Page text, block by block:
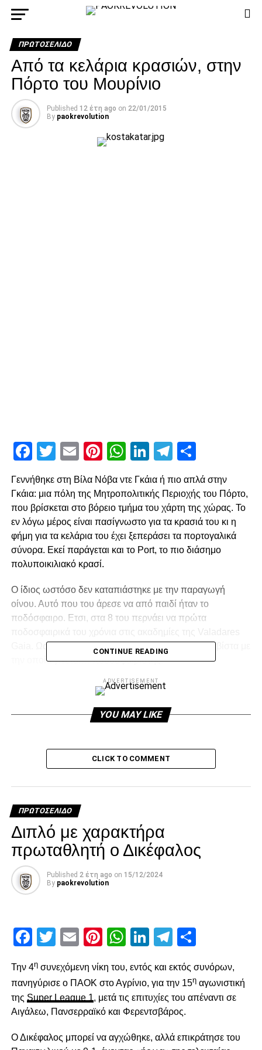
ΠΡΩΤΟΣΈΛΙΔΟ
Από τα κελάρια κρασιών, στην
Πόρτο του Μουρίνιο
Published 12 έτη ago on 22/01/2015
By paokrevolution
Facebook
Twitter
EmailPinterest
WhatsApp
LinkedIn
Telegram
Γεννήθηκε στη Βίλα Νόβα ντε Γκάια ή πιο απλά στην
Γκάια: μια πόλη της Μητροπολιτικής Περιοχής του Πόρτο,
που βρίσκεται στο βόρειο τμήμα του χάρτη της χώρας. Το
εν λόγω μέρος είναι πασίγνωστο για τα κρασιά του κι η
φήμη για τα κελάρια του έχει ξεπεράσει τα πορτογαλικά
σύνορα. Εκεί παράγεται και το Port, το πιο διάσημο
πολυποικιλιακό κρασί.
Ο ίδιος ωστόσο δεν καταπιάστηκε με την παραγωγή
οίνου. Αυτό που του άρεσε να από παιδί ήταν το
ποδόσφαιρο. Ετσι, στα 8 του περνάει να πρώτα
Gaia. Ως έφηβος, στα 11 του, πηγαίνει στην Μποαβίστα με
την οποία γίνεται… ποδοσφαιριστής!
Το 2000 γίνεται πραγματικότητα το όνειρο που έχει κάθε
παιδί στο Πόρτο, να παίξει στην ομάδα – σύμβολο της
πόλης. Αρχικά, η ευκαιρία του δίνεται μέσω της Β’ ομάδας
Το ντεμπούτο του έρχεται κόντρα στην πρώην ομάδα του,
CONTINUE READING
ADVERTISEMENT
YOU MAY LIKE
CLICK TO COMMENT
ΠΡΩΤΟΣΈΛΙΔΟ
Διπλό με χαρακτήρα
πρωταθλητή ο Δικέφαλος
Published 2 έτη ago on 15/12/2024
By paokrevolution
Facebook
Twitter
EmailPinterest
WhatsApp
LinkedIn
Telegram
Την 4ησυνεχόμενη νίκη του, εντός και εκτός συνόρων,
πανηγύρισε ο ΠΑΟΚ στο Αγρίνιο, για την 15ηαγωνιστική
της Super League 1, μετά τις επιτυχίες του απέναντι σε
Αιγάλεω, Πανσερραϊκό και Φερεντσβάρος.
Ο Δικέφαλος μπορεί να αγχώθηκε, αλλά επικράτησε του